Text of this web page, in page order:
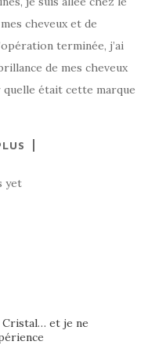
cheveux et de
terminée, j’ai
de mes cheveux
quelle était cette marque
yet
Cristal… et je ne